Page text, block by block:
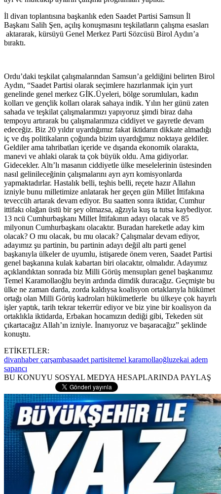
İl divan toplantısına başkanlık eden Saadet Partisi Samsun İl
Başkanı Salih Şen, açılış konuşmasını teşkilatların çalışma esasları
aktararak, kürsüyü Genel Merkez Parti Sözcüsü Birol Aydın’a
bıraktı.
Ordu’daki teşkilat çalışmalarından Samsun’a geldiğini belirten Birol
Aydın, “Saadet Partisi olarak seçimlere hazırlanmak için yurt
genelinde genel merkez GİK.Üyeleri, bölge sorumluları, kadın
kolları ve gençlik kolları olarak sahaya indik. Yılın her günü zaten
sahada ve teşkilat çalışmalarımızı yapıyoruz şimdi biraz daha
tempoyu artırarak bu çalışmalarımıza ciddiyet ve gayretle devam
edeceğiz. Biz 20 yıldır uyardığımız fakat iktidarın dikkate almadığı
iç ve dış politikaların çoğunda bizim uyardığımız noktaya geldiler.
Geldiler ama tahribatları içeride ve dışarıda ekonomik olarakta,
manevi ve ahlaki olarak ta çok büyük oldu. Ama gidiyorlar.
Gidecekler. Altı’lı masanın ciddiyetle ülke meselelerinin üstesinden
nasıl gelinileceğinin çalışmalarını ayrı ayrı komisyonlarda
yapmaktadırlar. Hastalık belli, teşhis belli, reçete hazır Allahın
izniyle bunu milletimize anlatarak her geçen gün Millet İttifakına
teveccüh artarak devam ediyor. Bu saatten sonra iktidar, Cumhur
ittifakı olağan üstü bir şey olmazsa, ağzıyla kuş ta tutsa kaybediyor.
13 ncü Cumhurbaşkanı Millet İttifakının adayı olacak ve 85
milyonun Cumhurbaşkanı olacaktır. Buradan hareketle aday kim
olacak? O mu olacak, bu mu olacak? Çalışmalar devam ediyor,
adayımız şu partinin, bu partinin adayı değil altı parti genel
başkanıyla ülkeler de uyumlu, istişarede önem veren, Saadet Partisi
genel başkanına kulak kabartan biri olacaktır, olmalıdır. Adayımız
açıklandıktan sonrada biz Milli Görüş mensupları genel başkanımız
Temel Karamollaoğlu beyin ardında dimdik duracağız. Geçmişte bu
ülke ne zaman darda, zorda kaldıysa koalisyon ortaklarıyla hükümet
ortağı olan Milli Görüş kadroları hükümetlerle bu ülkeye çok hayırlı
işler yaptık, tarih tekrar tekerrür ediyor ve biz yine bir koalisyon da
ortaklıkla iktidarda, Erbakan hocamızın dediği gibi, Tekeden süt
çıkartacağız Allah’ın izniyle. İnanıyoruz ve başaracağız” şeklinde
konuştu.
ETİKETLER:
divanhaber çarşambasaadet partisitemel karamollaoğluzekai adem
sapancı
BU KONUYU SOSYAL MEDYA HESAPLARINDA PAYLAŞ